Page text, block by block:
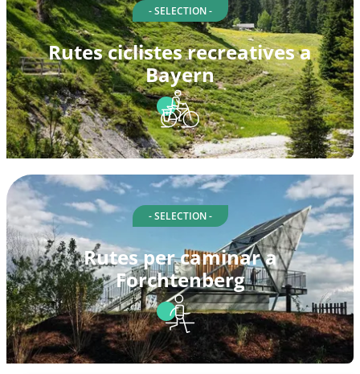
- SELECTION -
Rutes ciclistes recreatives a
Bayern
- SELECTION -
Rutes per caminar a
Forchtenberg